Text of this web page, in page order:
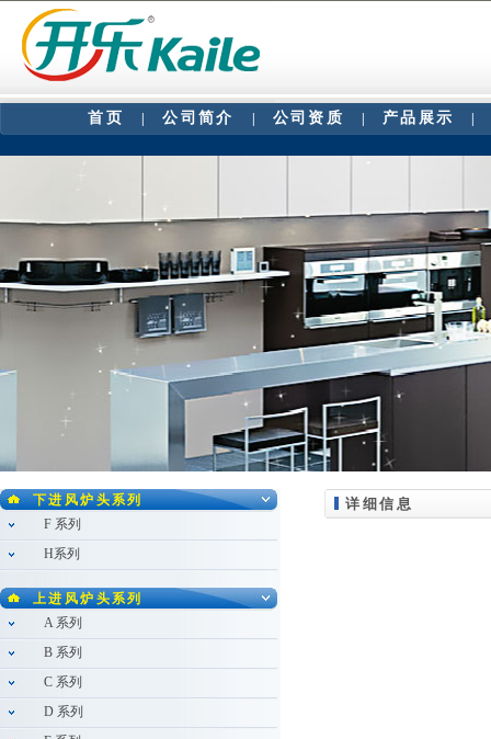
首页 |公司简介 公司资质 产品展示
下进风炉头系列
F 系列
H系列
上进风炉头系列
A 系列
B 系列
C 系列
D 系列
详细信息